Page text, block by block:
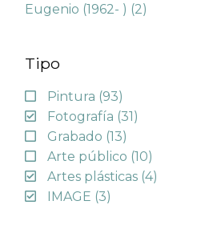
Eugenio (1962- ) (2)
Tipo
Pintura (93)
Fotografía (31)
Grabado (13)
Arte público (10)
Artes plásticas (4)
IMAGE (3)